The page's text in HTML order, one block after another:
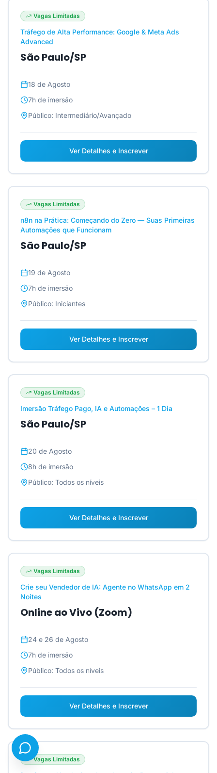
Vagas Limitadas
Tráfego de Alta Performance: Google & Meta Ads
Advanced
São Paulo/SP
18 de Agosto
7h de imersão
Público: Intermediário/Avançado
Ver Detalhes e Inscrever
Vagas Limitadas
n8n na Prática: Começando do Zero — Suas Primeiras
Automações que Funcionam
São Paulo/SP
19 de Agosto
7h de imersão
Público: Iniciantes
Ver Detalhes e Inscrever
Vagas Limitadas
Imersão Tráfego Pago, IA e Automações – 1 Dia
São Paulo/SP
20 de Agosto
8h de imersão
Público: Todos os níveis
Ver Detalhes e Inscrever
Vagas Limitadas
Crie seu Vendedor de IA: Agente no WhatsApp em 2
Noites
Online ao Vivo (Zoom)
24 e 26 de Agosto
7h de imersão
Público: Todos os níveis
Ver Detalhes e Inscrever
Vagas Limitadas